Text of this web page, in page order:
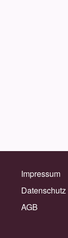
Impressum
Datenschutz
AGB